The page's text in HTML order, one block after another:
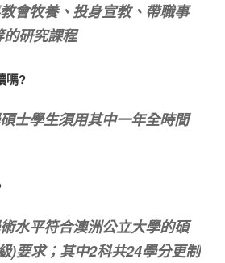
會牧養、投身宣教、帶職事
研究課程
嗎?
士學生須用其中一年全時間
水平符合澳洲公立大學的碩
)要求；其中2科共24學分更制